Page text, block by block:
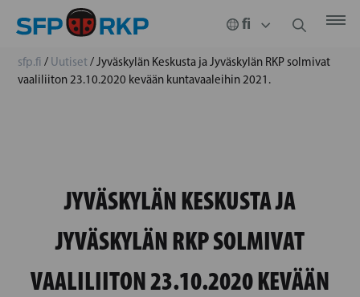
sfp.fi / Uutiset/Jyväskylän Keskusta ja Jyväskylän RKP solmivat
vaaliliiton 23.10.2020 kevään kuntavaaleihin 2021.
JYVÄSKYLÄN KESKUSTA JA
JYVÄSKYLÄN RKP SOLMIVAT
VAALILIITON 23.10.2020 KEVÄÄN